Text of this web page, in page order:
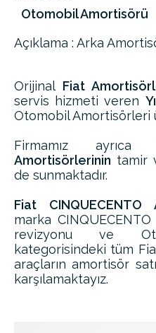
Otomobil Amortisörü
Açıklama : Arka
Orijinal Fiat
servis hizmeti veren
Otomobil Amortisörleri
Firmamız ayrıca
Amortisörlerinin tamir
de sunmaktadır.
Fiat CINQUECENTO
marka
revizyonu ve
kategorisindeki tüm
araçların amortisör
karşılamaktayız.